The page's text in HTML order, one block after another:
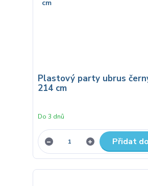
Plastový party ubrus
214 cm
Do 3 dnů
Přidat